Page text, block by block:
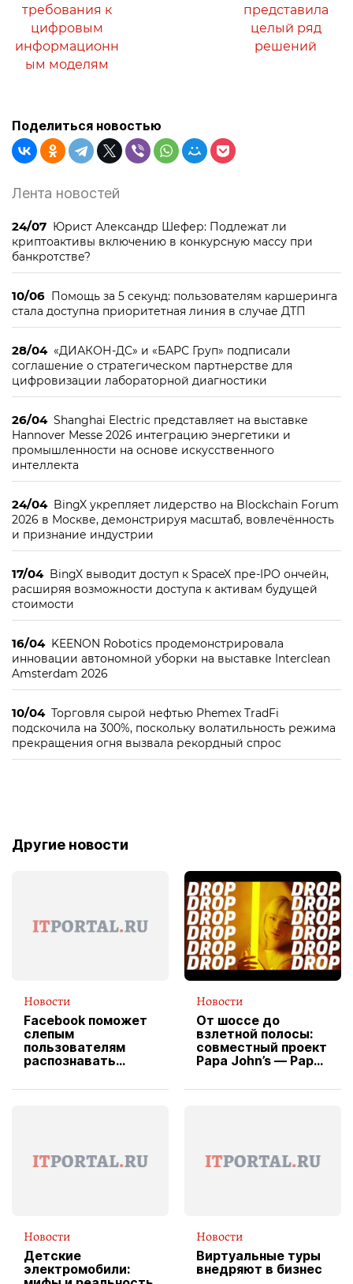
требования к
цифровым
информационн
ым моделям
представила
целый ряд
решений
Поделиться новостью
Лента новостей
24/07 Юрист Александр Шефер: Подлежат ли
криптоактивы включению в конкурсную массу при
банкротстве?
10/06 Помощь за 5 секунд: пользователям каршеринга
стала доступна приоритетная линия в случае ДТП
28/04 «ДИАКОН-ДС» и «БАРС Груп» подписали
соглашение о стратегическом партнерстве для
цифровизации лабораторной диагностики
26/04 Shanghai Electric представляет на выставке
Hannover Messe 2026 интеграцию энергетики и
промышленности на основе искусственного
интеллекта
24/04 BingX укрепляет лидерство на Blockchain Forum
2026 в Москве, демонстрируя масштаб, вовлечённость
и признание индустрии
17/04 BingX выводит доступ к SpaceX пре-IPO ончейн,
расширяя возможности доступа к активам будущей
стоимости
16/04 KEENON Robotics продемонстрировала
инновации автономной уборки на выставке Interclean
Amsterdam 2026
10/04 Торговля сырой нефтью Phemex TradFi
подскочила на 300%, поскольку волатильность режима
прекращения огня вызвала рекордный спрос
Другие новости
Новости
Facebook поможет
слепым
пользователям
распознавать
Новости
От шоссе до
взлетной полосы:
совместный проект
Papa John’s — Papa
вводит
Новости
Детские
электромобили:
Новости
Виртуальные туры
внедряют в бизнес